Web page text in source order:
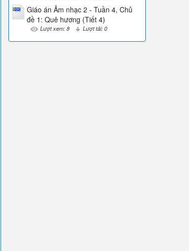
Giáo án Âm nhạc 2 - Tuần 4, Chủ
đề 1: Quê hương (Tiết 4)
Lượt xem: 8 Lượt tải: 0